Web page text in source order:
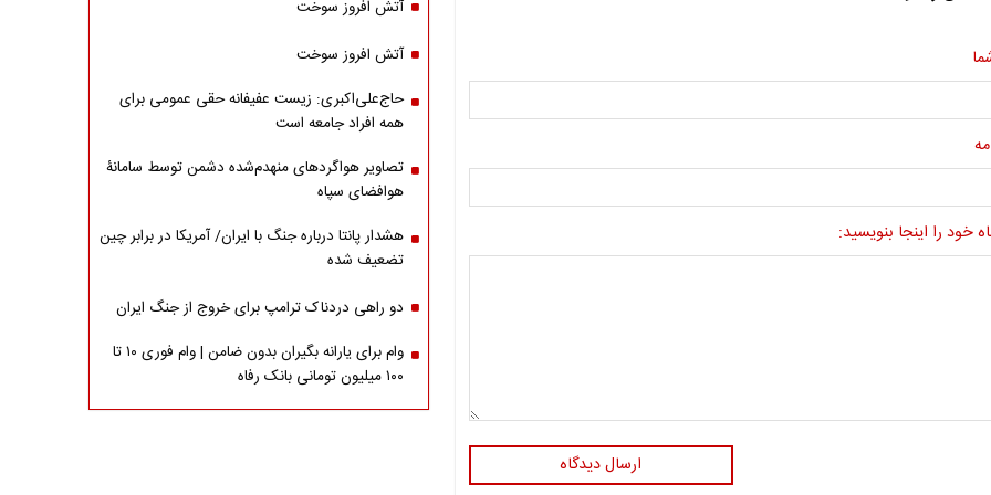
خود را اینجا بنویسید:
ارسال دیدگاه
آتش افروز سوخت
آتش افروز سوخت
حاج‌علی‌اکبری: زیست عفیفانه حقی عمومی برای
همه افراد جامعه است
تصاویر هواگردهای منهدم‌شده دشمن توسط سامانۀ
هوافضای سپاه
هشدار پانتا درباره جنگ با ایران/ آمریکا در برابر چین
تضعیف شده
دو راهی دردناک ترامپ برای خروج از جنگ ایران
وام برای یارانه بگیران بدون ضامن | وام فوری ۱۰ تا
۱۰۰ میلیون تومانی بانک رفاه